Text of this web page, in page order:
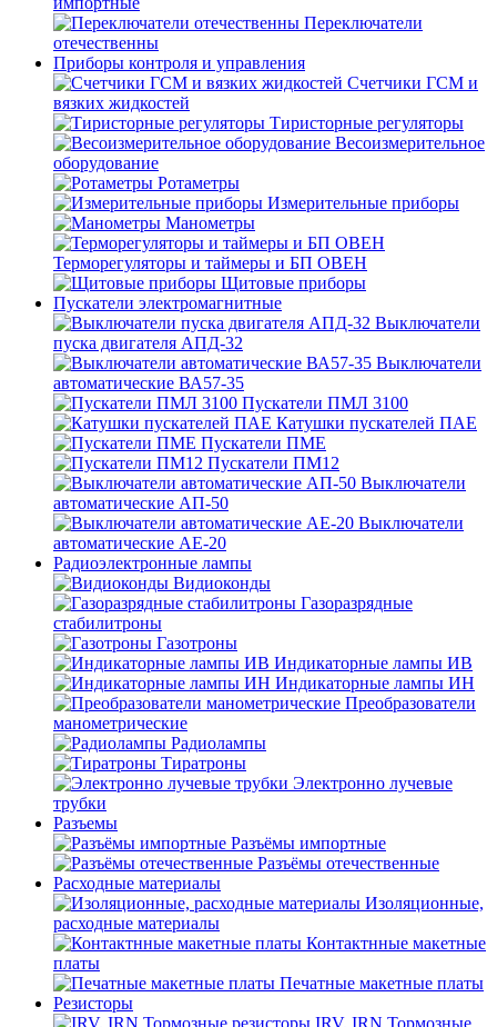
Переключатели
отечественны
Приборы контроля и управления
Счетчики ГСМ и
вязких жидкостей
Тиристорные регуляторы
Весоизмерительное
оборудование
Ротаметры
Измерительные приборы
Манометры
Терморегуляторы и таймеры и БП ОВЕН
Щитовые приборы
Пускатели электромагнитные
Выключатели
пуска двигателя АПД-32
Выключатели
автоматические ВА57-35
Пускатели ПМЛ 3100
Катушки пускателей ПАЕ
Пускатели ПМЕ
Пускатели ПМ12
Выключатели
автоматические АП-50
Выключатели
автоматические АЕ-20
Радиоэлектронные лампы
Видиоконды
Газоразрядные
стабилитроны
Газотроны
Индикаторные лампы ИВ
Индикаторные лампы ИН
Преобразователи
манометрические
Радиолампы
Тиратроны
Электронно лучевые
трубки
Разъемы
Разъёмы импортные
Разъёмы отечественные
Расходные материалы
Изоляционные,
расходные материалы
Контактнные макетные
платы
Печатные макетные платы
Резисторы
IRV. IRN Тормозные